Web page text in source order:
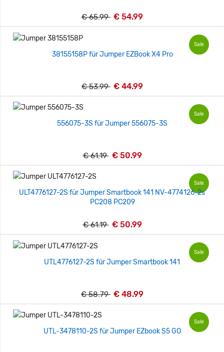
€ 65.99 € 54.99
Sale
38155158P für Jumper EZBook X4 Pro
€ 53.99 € 44.99
Sale
556075-3S für Jumper 556075-3S
€ 61.19 € 50.99
Sale
ULT4776127-2S für Jumper Smartbook 141 NV-4774126-2s
PC208 PC209
€ 61.19 € 50.99
Sale
UTL4776127-2S für Jumper Smartbook 141
€ 58.79 € 48.99
Sale
UTL-3478110-2S für Jumper EZbook S5 GO